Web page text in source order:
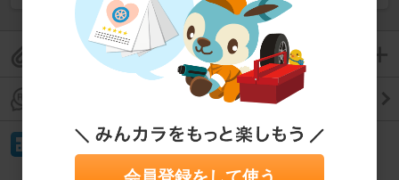
このパーツレビューをクリップして保存
このパーツレビューのコメントを見る